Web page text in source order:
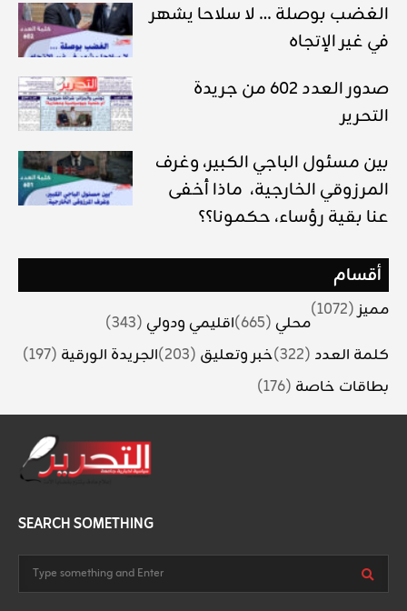
الغضب بوصلة … لا سلاحا يشهر
في غير الإتجاه
صدور العدد 602 من جريدة
التحرير
بين مسئول الباجي الكبير، وغرف
المرزوقي الخارجية، ماذا أخفى
عنا بقية رؤساء، حكمونا؟؟
أقسام
مميز(1072)
محلي (665) اقليمي ودولي (343)
كلمة العدد (322) خبر وتعليق (203) الجريدة الورقية (197)
بطاقات خاصة (176)
SEARCH SOMETHING